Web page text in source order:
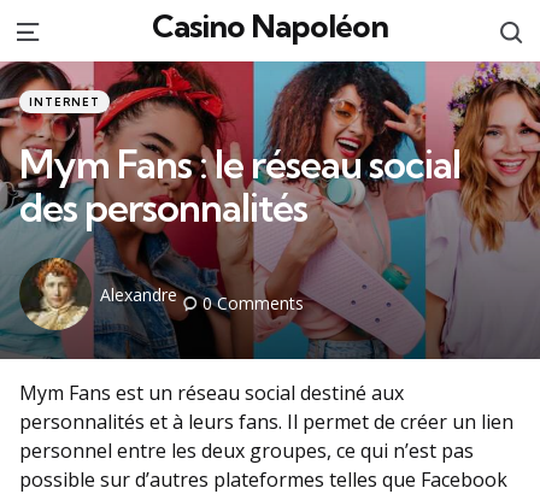
Menu Casino Napoléon
Categories
Posted
in
INTERNET
Mym Fans : le réseau social
des personnalités
Posted
by
Alexandre 0Comments
Mym Fans est un réseau social destiné aux
personnalités et à leurs fans. Il permet de créer un lien
personnel entre les deux groupes, ce qui n’est pas
possible sur d’autres plateformes telles que Facebook